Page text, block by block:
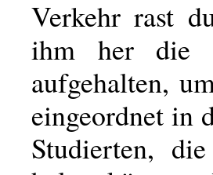
Verkehr rast
ihm her die
aufgehalten,
eingeordnet in
Studierten,